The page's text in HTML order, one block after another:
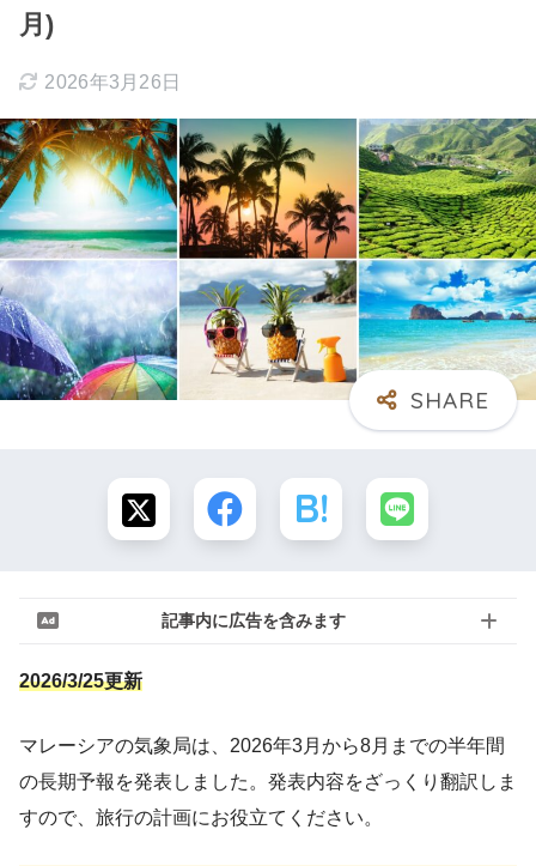
月)
2026年3月26日
記事内に広告を含みます
2026/3/25更新
マレーシアの気象局は、2026年3月から8月までの半年間
の長期予報を発表しました。発表内容をざっくり翻訳しま
すので、旅行の計画にお役立てください。